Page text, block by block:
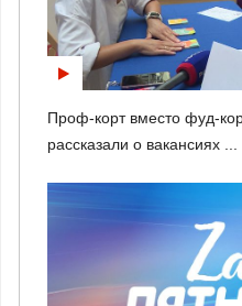
Проф-корт вместо фуд-
рассказали о вакансиях ...